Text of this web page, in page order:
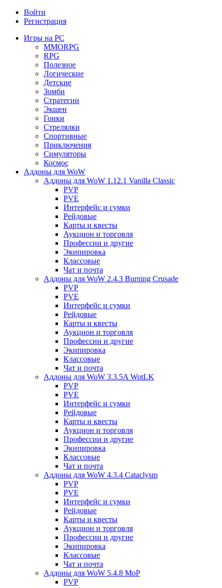
Войти
Регистрация
Игры на PC
MMORPG
RPG
Полезное
Логические
Детские
Зомби
Стратегии
Экшен
Гонки
Стрелялки
Спортивные
Приключения
Симуляторы
Космос
Аддоны для WoW
Аддоны для WoW 1.12.1 Vanilla Classic
PVP
PVE
Интерфейс и сумки
Рейдовые
Карты и квесты
Аукцион и торговля
Профессии и другие
Экипировка
Классовые
Чат и почта
Аддоны для WoW 2.4.3 Burning Crusade
PVP
PVE
Интерфейс и сумки
Рейдовые
Карты и квесты
Аукцион и торговля
Профессии и другие
Экипировка
Классовые
Чат и почта
Аддоны для WoW 3.3.5A WotLK
PVP
PVE
Интерфейс и сумки
Рейдовые
Карты и квесты
Аукцион и торговля
Профессии и другие
Экипировка
Классовые
Чат и почта
Аддоны для WoW 4.3.4 Cataclysm
PVP
PVE
Интерфейс и сумки
Рейдовые
Карты и квесты
Аукцион и торговля
Профессии и другие
Экипировка
Классовые
Чат и почта
Аддоны для WoW 5.4.8 MoP
PVP